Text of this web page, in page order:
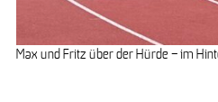
Max und Fritz über der Hürde – im